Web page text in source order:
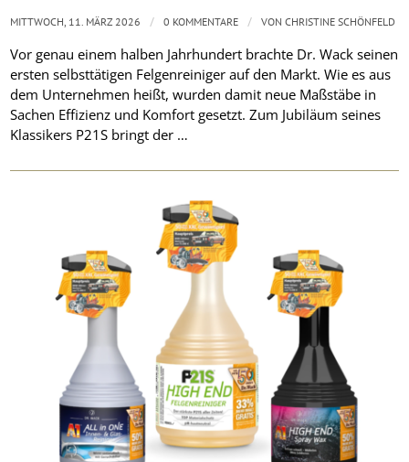
Vor genau einem halben Jahrhundert brachte Dr. Wack seinen
ersten selbsttätigen Felgenreiniger auf den Markt. Wie es aus
dem Unternehmen heißt, wurden damit neue Maßstäbe in
Sachen Effizienz und Komfort gesetzt. Zum Jubiläum seines
Klassikers P21S bringt der …
MITTWOCH, 11. MÄRZ 2026 / 0 KOMMENTARE / VONCHRISTINE SCHÖNFELD